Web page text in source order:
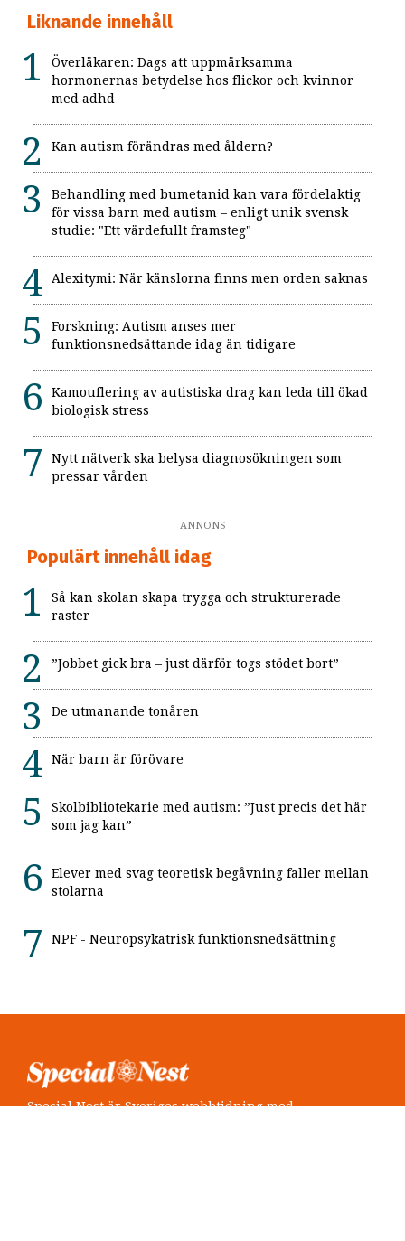
Liknande innehåll
Överläkaren: Dags att uppmärksamma
hormonernas betydelse hos flickor och kvinnor
med adhd
Kan autism förändras med åldern?
Behandling med bumetanid kan vara fördelaktig
för vissa barn med autism – enligt unik svensk
studie: "Ett värdefullt framsteg"
Alexitymi: När känslorna finns men orden saknas
Forskning: Autism anses mer
funktionsnedsättande idag än tidigare
Kamouflering av autistiska drag kan leda till ökad
biologisk stress
Nytt nätverk ska belysa diagnosökningen som
pressar vården
ANNONS
Populärt innehåll idag
Så kan skolan skapa trygga och strukturerade
raster
”Jobbet gick bra – just därför togs stödet bort”
De utmanande tonåren
När barn är förövare
Skolbibliotekarie med autism: ”Just precis det här
som jag kan”
Elever med svag teoretisk begåvning faller mellan
stolarna
NPF - Neuropsykatrisk funktionsnedsättning
Special Nest är Sveriges webbtidning med